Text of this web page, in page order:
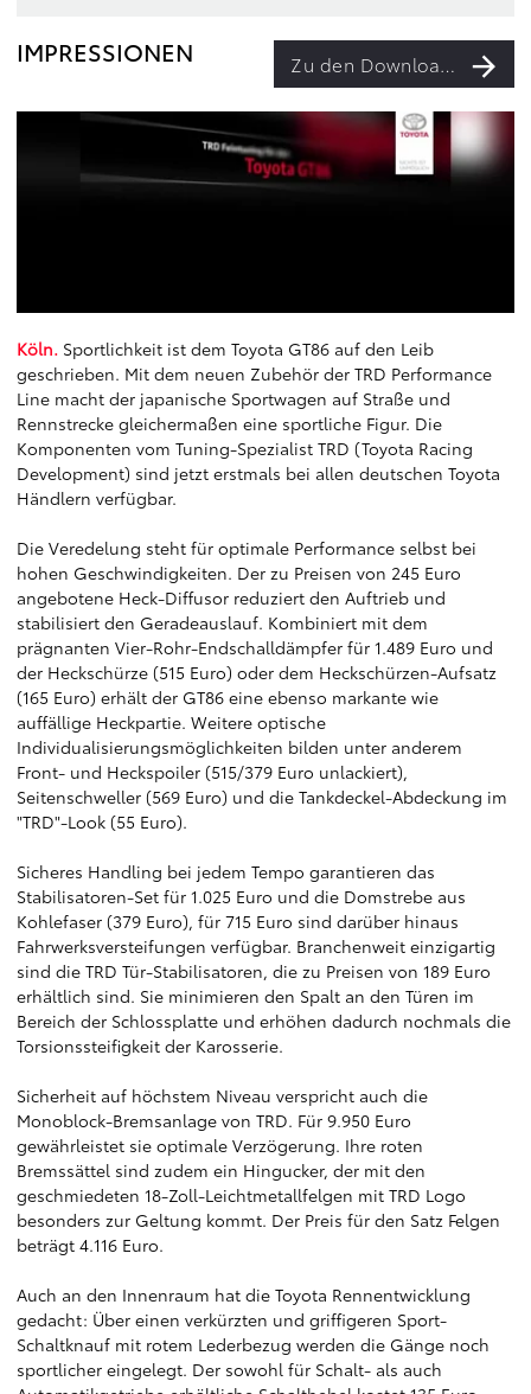
IMPRESSIONEN Zu den Downloads
Köln. Sportlichkeit ist dem Toyota GT86 auf den Leib
geschrieben. Mit dem neuen Zubehör der TRD Performance
Line macht der japanische Sportwagen auf Straße und
Rennstrecke gleichermaßen eine sportliche Figur. Die
Komponenten vom Tuning-Spezialist TRD (Toyota Racing
Development) sind jetzt erstmals bei allen deutschen Toyota
Händlern verfügbar.
Die Veredelung steht für optimale Performance selbst bei
hohen Geschwindigkeiten. Der zu Preisen von 245 Euro
angebotene Heck-Diffusor reduziert den Auftrieb und
stabilisiert den Geradeauslauf. Kombiniert mit dem
prägnanten Vier-Rohr-Endschalldämpfer für 1.489 Euro und
der Heckschürze (515 Euro) oder dem Heckschürzen-Aufsatz
(165 Euro) erhält der GT86 eine ebenso markante wie
auffällige Heckpartie. Weitere optische
Individualisierungsmöglichkeiten bilden unter anderem
Front- und Heckspoiler (515/379 Euro unlackiert),
Seitenschweller (569 Euro) und die Tankdeckel-Abdeckung im
"TRD"-Look (55 Euro).
Sicheres Handling bei jedem Tempo garantieren das
Stabilisatoren-Set für 1.025 Euro und die Domstrebe aus
Kohlefaser (379 Euro), für 715 Euro sind darüber hinaus
Fahrwerksversteifungen verfügbar. Branchenweit einzigartig
sind die TRD Tür-Stabilisatoren, die zu Preisen von 189 Euro
erhältlich sind. Sie minimieren den Spalt an den Türen im
Bereich der Schlossplatte und erhöhen dadurch nochmals die
Torsionssteifigkeit der Karosserie.
Sicherheit auf höchstem Niveau verspricht auch die
Monoblock-Bremsanlage von TRD. Für 9.950 Euro
gewährleistet sie optimale Verzögerung. Ihre roten
Bremssättel sind zudem ein Hingucker, der mit den
geschmiedeten 18-Zoll-Leichtmetallfelgen mit TRD Logo
besonders zur Geltung kommt. Der Preis für den Satz Felgen
beträgt 4.116 Euro.
Auch an den Innenraum hat die Toyota Rennentwicklung
gedacht: Über einen verkürzten und griffigeren Sport-
Schaltknauf mit rotem Lederbezug werden die Gänge noch
sportlicher eingelegt. Der sowohl für Schalt- als auch